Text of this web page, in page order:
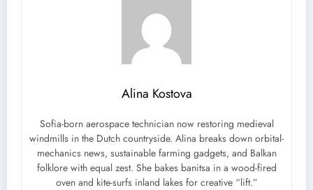
Alina Kostova
Sofia-born aerospace technician now restoring medieval
windmills in the Dutch countryside. Alina breaks down orbital-
mechanics news, sustainable farming gadgets, and Balkan
folklore with equal zest. She bakes banitsa in a wood-fired
oven and kite-surfs inland lakes for creative “lift.”